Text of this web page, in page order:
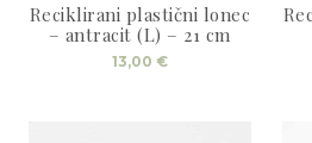
Reciklirani plastični lonec
– antracit (L) – 21 cm
13,00 €